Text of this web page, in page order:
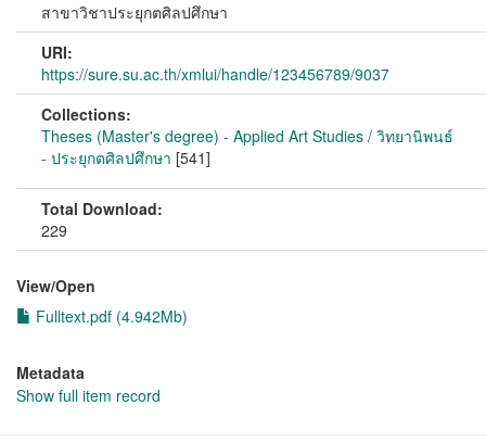
สาขาวิชาประยุกตศิลปศึกษา
URI:
https://sure.su.ac.th/xmlui/handle/123456789/9037
Collections:
Theses (Master's degree) - Applied Art Studies / วิทยานิพนธ์
- ประยุกตศิลปศึกษา [541]
Total Download:
229
View/Open
Fulltext.pdf (4.942Mb)
Metadata
Show full item record